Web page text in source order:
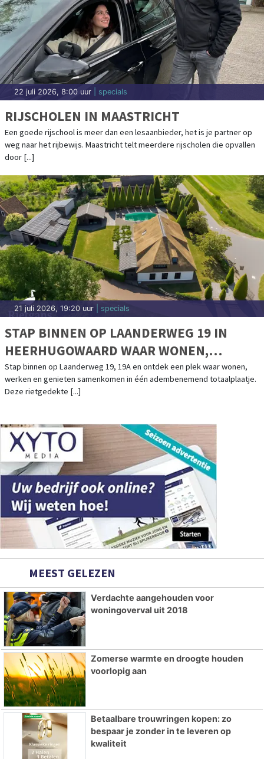
22 juli 2026, 8:00 uur | specials
RIJSCHOLEN IN MAASTRICHT
Een goede rijschool is meer dan een lesaanbieder, het is je partner op
weg naar het rijbewijs. Maastricht telt meerdere rijscholen die opvallen
door [...]
21 juli 2026, 19:20 uur | specials
STAP BINNEN OP LAANDERWEG 19 IN
HEERHUGOWAARD WAAR WONEN,
WERKEN EN GENIETEN SAMENKOMEN
Stap binnen op Laanderweg 19, 19A en ontdek een plek waar wonen,
werken en genieten samenkomen in één adembenemend totaalplaatje.
Deze rietgedekte [...]
MEEST GELEZEN
Verdachte aangehouden voor
woningoverval uit 2018
Zomerse warmte en droogte houden
voorlopig aan
Betaalbare trouwringen kopen: zo
bespaar je zonder in te leveren op
kwaliteit